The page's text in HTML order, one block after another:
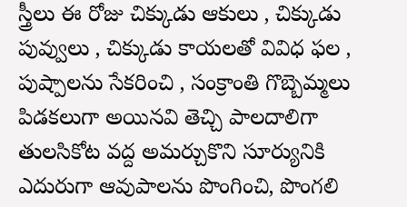
స్త్రీలు ఈ రోజు చిక్కుడు ఆకులు , చిక్కుడు
పువ్వులు , చిక్కుడు కాయలతో వివిధ ఫల ,
పుష్పాలను సేకరించి , సంక్రాంతి గొబ్బెమ్మలు
పిడకలుగా అయినవి తెచ్చి పాలదాలిగా
తులసికోట వద్ద అమర్చుకొని సూర్యునికి
ఎదురుగా ఆవుపాలను పొంగించి, పొంగలి